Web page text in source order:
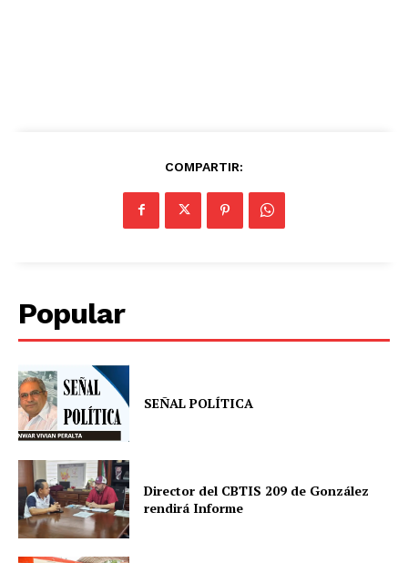
COMPARTIR:
Popular
SEÑAL POLÍTICA
Director del CBTIS 209 de González
rendirá Informe